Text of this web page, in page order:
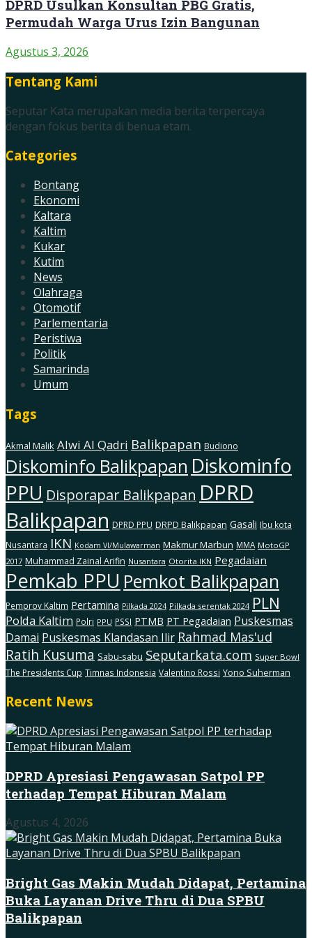
DPRD Usulkan Konsultan PBG Gratis,
Permudah Warga Urus Izin Bangunan
Agustus 3, 2026
Tentang Kami
Seputar Kata merupakan media berita terpercaya
dengan fokus berita di benua etam.
Categories
Bontang
Ekonomi
Kaltara
Kaltim
Kukar
Kutim
News
Olahraga
Otomotif
Parlementaria
Peristiwa
Politik
Samarinda
Umum
Tags
Akmal Malik Alwi Al Qadri Balikpapan Budiono
Diskominfo Balikpapan Diskominfo
PPU Disporapar Balikpapan DPRD
Balikpapan DPRD PPU DRPD Balikpapan Gasali Ibu kota
Nusantara IKN Kodam Vl/Mulawarman Makmur Marbun MMA MotoGP
2017 Muhammad Zainal Arifin Nusantara Otorita IKN Pegadaian
Pemkab PPU Pemkot Balikpapan
Pemprov Kaltim Pertamina Pilkada 2024 Pilkada serentak 2024 PLN
Polda Kaltim Polri PPU PSSI PTMB PT Pegadaian Puskesmas
Damai Puskesmas Klandasan Ilir Rahmad Mas'ud
Ratih Kusuma Sabu-sabu Seputarkata.com Super Bowl
The Presidents Cup Timnas Indonesia Valentino Rossi Yono Suherman
Recent News
DPRD Apresiasi Pengawasan Satpol PP
terhadap Tempat Hiburan Malam
Agustus 4, 2026
Bright Gas Makin Mudah Didapat, Pertamina
Buka Layanan Drive Thru di Dua SPBU
Balikpapan